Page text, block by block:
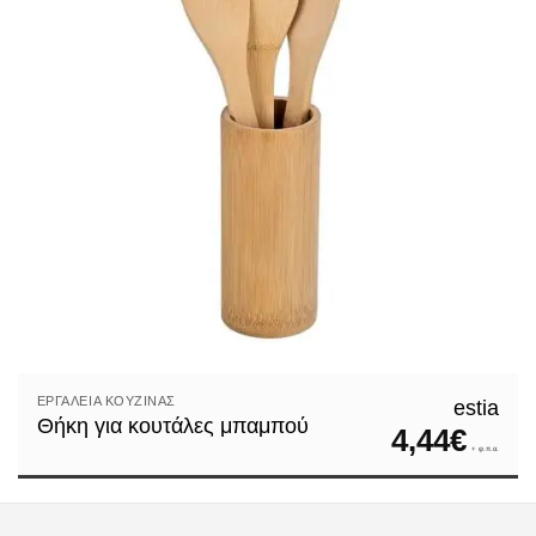
ΕΡΓΑΛΕΊΑ ΚΟΥΖΊΝΑΣ
Θήκη για κουτάλες μπαμπού
estia
4,44€ + φ.π.α.